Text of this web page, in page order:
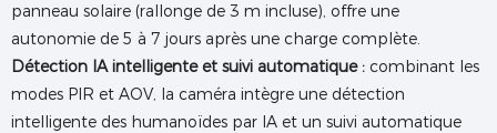
panneau solaire (rallonge de 3 m incluse), offre une
autonomie de 5 à 7 jours après une charge complète.
Détection IA intelligente et suivi automatique : combinant les
modes PIR et AOV, la caméra intègre une détection
intelligente des humanoïdes par IA et un suivi automatique